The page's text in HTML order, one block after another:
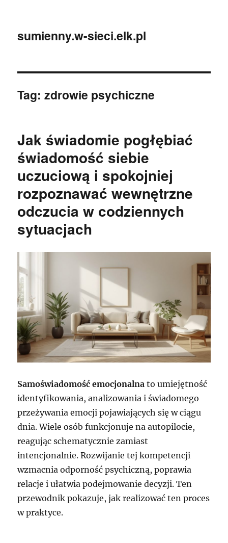
sumienny.w-sieci.elk.pl
Tag:zdrowie psychiczne
Jak świadomie pogłębiać
świadomość siebie
uczuciową i spokojniej
rozpoznawać wewnętrzne
odczucia w codziennych
sytuacjach
Samoświadomość emocjonalna to umiejętność
identyfikowania, analizowania i świadomego
przeżywania emocji pojawiających się w ciągu
dnia. Wiele osób funkcjonuje na autopilocie,
reagując schematycznie zamiast
intencjonalnie. Rozwijanie tej kompetencji
wzmacnia odporność psychiczną, poprawia
relacje i ułatwia podejmowanie decyzji. Ten
przewodnik pokazuje, jak realizować ten proces
w praktyce.